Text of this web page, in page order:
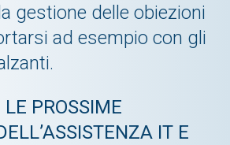
gestione delle obiezioni
ad esempio con gli
PROSSIME
IT E